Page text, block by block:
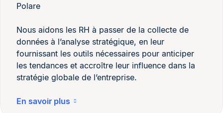
Polare
Nous aidons les RH à passer de la collecte de
données à l’analyse stratégique, en leur
fournissant les outils nécessaires pour anticiper
les tendances et accroître leur influence dans la
stratégie globale de l’entreprise.
En savoir plus